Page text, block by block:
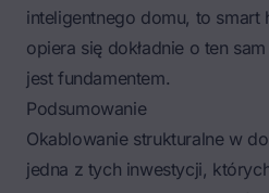
inteligentnego domu, to smart
opiera się dokładnie o ten
jest fundamentem.
Podsumowanie
Okablowanie strukturalne w
jedna z tych inwestycji,